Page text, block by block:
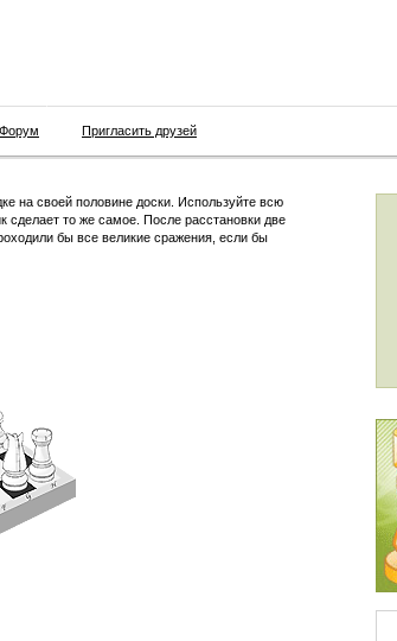
Форум Пригласить друзей
на своей половине доски. Используйте всю
сделает то же самое. После расстановки две
бы все великие сражения, если бы